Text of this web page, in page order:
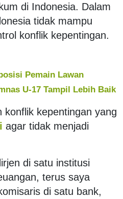
di Indonesia. Dalam
tidak mampu
konflik kepentingan.
Pemain Lawan
U-17 Tampil Lebih Baik
konflik kepentingan yang
agar tidak menjadi
di satu institusi
terus saya
di satu bank,